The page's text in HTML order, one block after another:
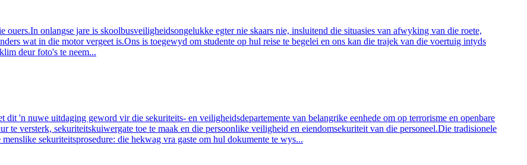
onlangse jare is skoolbusveiligheidsongelukke egter nie skaars nie, insluitend die situasies van afwyking van die roete,
wat in die motor vergeet is.Ons is toegewyd om studente op hul reise te begelei en ons kan die trajek van die voertuig intyds
deur foto's te neem...
dit 'n nuwe uitdaging geword vir die sekuriteits- en veiligheidsdepartemente van belangrike eenhede om op terrorisme en openbare
te versterk, sekuriteitskuiwergate toe te maak en die persoonlike veiligheid en eiendomsekuriteit van die personeel.Die tradisionele
sekuriteitsprosedure: die hekwag vra gaste om hul dokumente te wys...